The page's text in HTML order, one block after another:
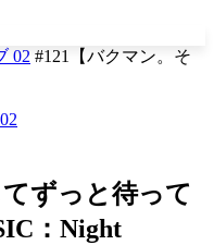
02 #121【バクマン。そ
ずっと待って
：Night